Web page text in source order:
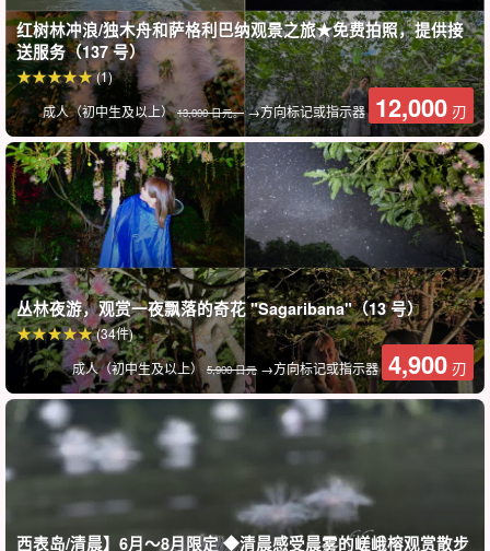
进入神秘的夜间丛林
特别的夜间动物邂逅☆。
夜晚的丛林与白天截然不同。
在寂静中聆听大自然的声音，与夜行动物邂逅，是一种神秘而冒险
的体验。
夜游中可能遇到的生物举例
◆Lyukyu 鸱（Otus bakkamoena）
◆ 八重山飞狐（Pteropus volans）
◆ 角鸮（Balaenoptera acutorostrata）
红树林冲浪/独木舟和萨格利巴纳观景之旅★免费拍照，提供接
送服务（137 号）
成人（初中生及以上）13,000 日元。→方向标记或指示器 12,000 刃
(1)
丛林夜游，观赏一夜飘落的奇花 "Sagaribana"（13 号）
成人（初中生及以上） 5,900 日元 →方向标记或指示器 4,900 刃
(34件)
西表岛/清晨】6月～8月限定 ◆清晨感受晨雾的嵯峨榕观赏散步